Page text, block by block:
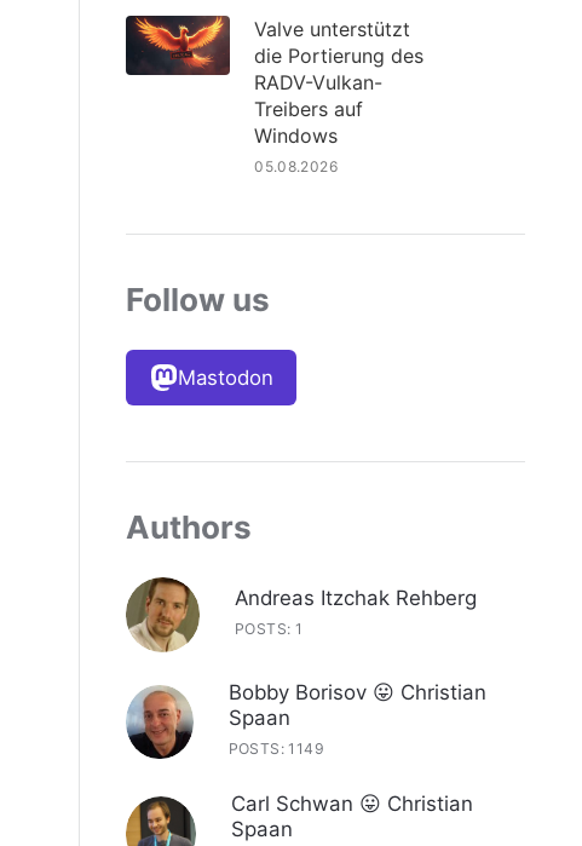
Valve unterstützt
die Portierung des
RADV-Vulkan-
Treibers auf
Windows
05.08.2026
Follow us
Mastodon
Authors
Andreas Itzchak Rehberg
POSTS: 1
Bobby Borisov 😛 Christian
Spaan
POSTS: 1149
Carl Schwan 😛 Christian
Spaan